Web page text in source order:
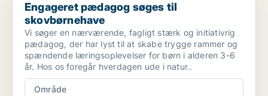
Engageret pædagog søges til
skovbørnehave
Vi søger en nærværende, fagligt stærk og initiativrig
pædagog, der har lyst til at skabe trygge rammer og
spændende læringsoplevelser for børn i alderen 3-6
år. Hos os foregår hverdagen ude i natur..
Område